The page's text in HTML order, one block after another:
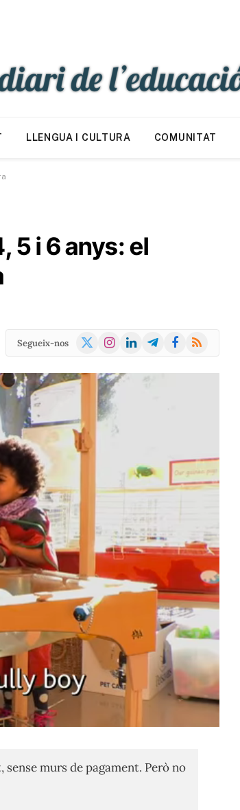
LLENGUA I CULTURA COMUNITAT
5 i 6 anys: el
Segueix-nos
X
Instagram
LinkedInTelegramFacebook
RSS
murs de pagament. Però no